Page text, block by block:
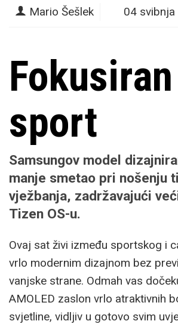
Mario Šešlek 04 svibnja
sport
Samsungov model
manje smetao pri nošenju
vježbanja, zadržavajući
Tizen OS-u.
Ovaj sat živi između sportskog i
vrlo modernim dizajnom bez
vanjske strane. Odmah vas
AMOLED zaslon vrlo atraktivnih
svjetline, vidljiv u gotovo svim